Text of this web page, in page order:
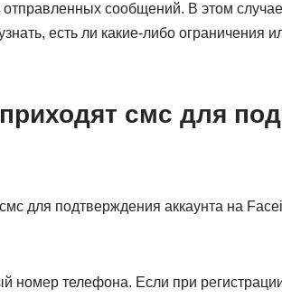
сообщений. В этом
есть ли какие-либо ограничения
смс для
для подтверждения аккаунта на
номер телефона. Если при